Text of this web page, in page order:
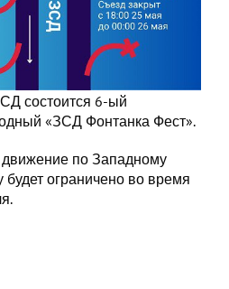
состоится 6-ый
«ЗСД Фонтанка Фест».
по Западному
будет ограничено во время